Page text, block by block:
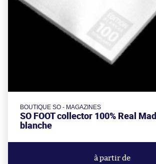
BOUTIQUE SO - MAGAZINES
SO FOOT collector 100% Real
blanche
à partir de